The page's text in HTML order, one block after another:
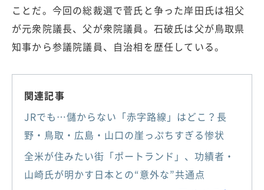
ことだ。今回の総裁選で菅氏と争った岸田氏は祖父
が元衆院議長、父が衆院議員。石破氏は父が鳥取県
知事から参議院議員、自治相を歴任している。
関連記事
JRでも…儲からない「赤字路線」はどこ？長
野・鳥取・広島・山口の崖っぷちすぎる惨状
全米が住みたい街「ポートランド」、功績者・
山崎氏が明かす日本との“意外な”共通点